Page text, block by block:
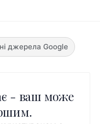
джерела Google
- ваш може